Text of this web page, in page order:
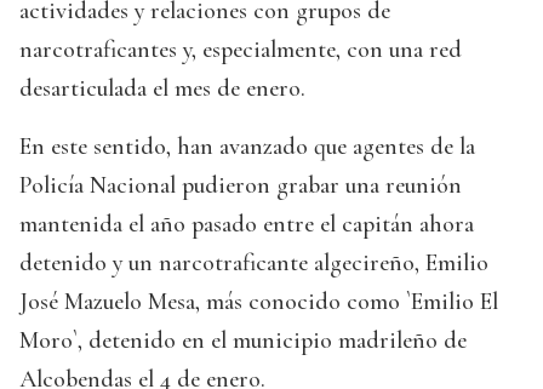
actividades y relaciones con grupos de
narcotraficantes y, especialmente, con una red
desarticulada el mes de enero.
En este sentido, han avanzado que agentes de la
Policía Nacional pudieron grabar una reunión
mantenida el año pasado entre el capitán ahora
detenido y un narcotraficante algecireño, Emilio
José Mazuelo Mesa, más conocido como `Emilio El
Moro`, detenido en el municipio madrileño de
Alcobendas el 4 de enero.